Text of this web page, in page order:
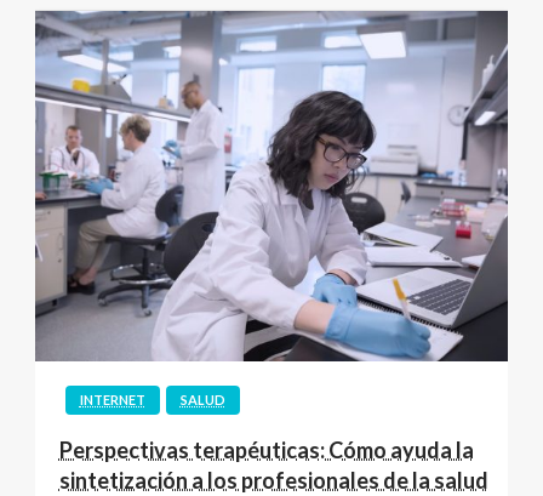
INTERNET SALUD
Perspectivas terapéuticas: Cómo ayuda la
sintetización a los profesionales de la salud